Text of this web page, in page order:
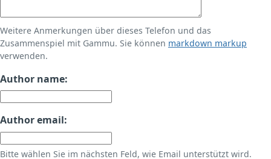
Weitere Anmerkungen über dieses Telefon und das
Zusammenspiel mit Gammu. Sie können markdown markup
verwenden.
Author name:
Author email:
Bitte wählen Sie im nächsten Feld, wie Email unterstützt wird.